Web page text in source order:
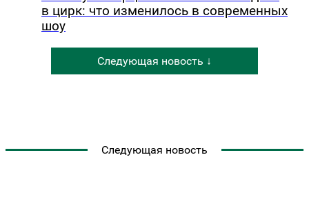
в цирк: что изменилось в современных
шоу
Следующая новость ↓
Следующая новость